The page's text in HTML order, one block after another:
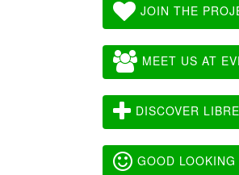
JOIN THE
MEET US AT
DISCOVER
GOOD